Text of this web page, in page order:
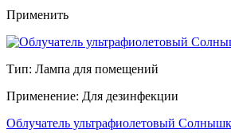
Применить
Тип: Лампа для помещений
Применение: Для дезинфекции
Облучатель ультрафиолетовый